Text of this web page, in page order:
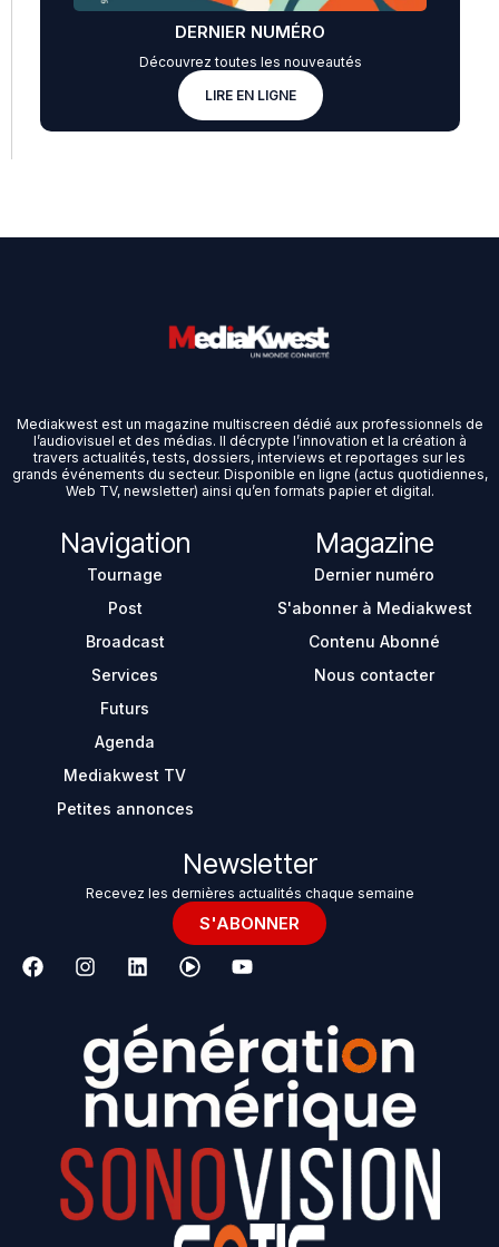
DERNIER NUMÉRO
Découvrez toutes les nouveautés
LIRE EN LIGNE
Mediakwest est un magazine multiscreen dédié aux professionnels de
l’audiovisuel et des médias. Il décrypte l’innovation et la création à
travers actualités, tests, dossiers, interviews et reportages sur les
grands événements du secteur. Disponible en ligne (actus quotidiennes,
Web TV, newsletter) ainsi qu’en formats papier et digital.
Navigation
Tournage
Post
Broadcast
Services
Futurs
Agenda
Mediakwest TV
Petites annonces
Magazine
Dernier numéro
S'abonner à Mediakwest
Contenu Abonné
Nous contacter
Newsletter
Recevez les dernières actualités chaque semaine
S'ABONNER